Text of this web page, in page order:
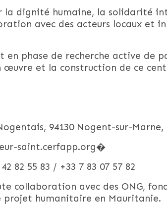
la dignité humaine, la solidarité
avec des acteurs locaux et
en phase de recherche active de
œuvre et la construction de ce
94130 Nogent-sur-Marne,
saint.cerfapp.org⁠�
82 55 83 / +33 7 83 07 57 82
collaboration avec des ONG,
projet humanitaire en Mauritanie.